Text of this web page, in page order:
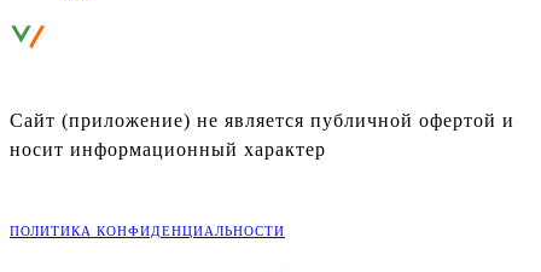
Сайт (приложение) не является публичной офертой и
носит информационный характер
ПОЛИТИКА КОНФИДЕНЦИАЛЬНОСТИ